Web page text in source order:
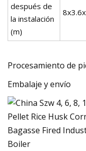
después de
la instalación
(m)
Procesamiento de
Embalaje y envío